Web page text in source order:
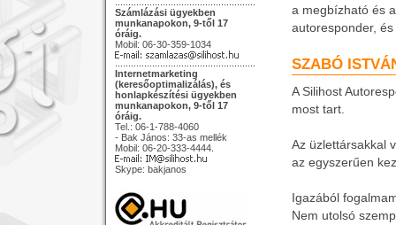
Számlázási ügyekben
munkanapokon, 9-től 17
óráig.
Mobil: 06-30-359-1034
Internetmarketing
(keresőoptimalizálás), és
honlapkészítési ügyekben
munkanapokon, 9-től 17
óráig.
Tel.: 06-1-788-4060
- Bak János: 33-as mellék
Mobil: 06-20-333-4444.
Skype: bakjanos
a megbízható és
autoresponder,
SZABÓ
A Silihost
most tart.
Az üzlettársakkal
az egyszerűen
Igazából
Nem utolsó